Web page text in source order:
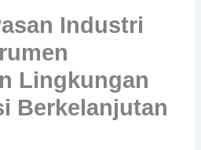
Industri
Lingkungan
Berkelanjutan